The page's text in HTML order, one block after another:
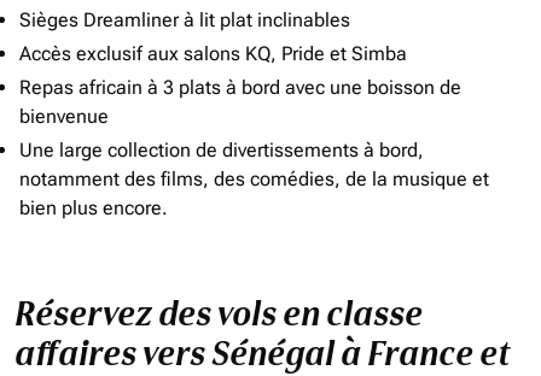
Sièges Dreamliner à lit plat inclinables
Accès exclusif aux salons KQ, Pride et Simba
Repas africain à 3 plats à bord avec une boisson de
bienvenue
Une large collection de divertissements à bord,
notamment des films, des comédies, de la musique et
bien plus encore.
Réservez des vols en classe
affaires vers Sénégal à France et